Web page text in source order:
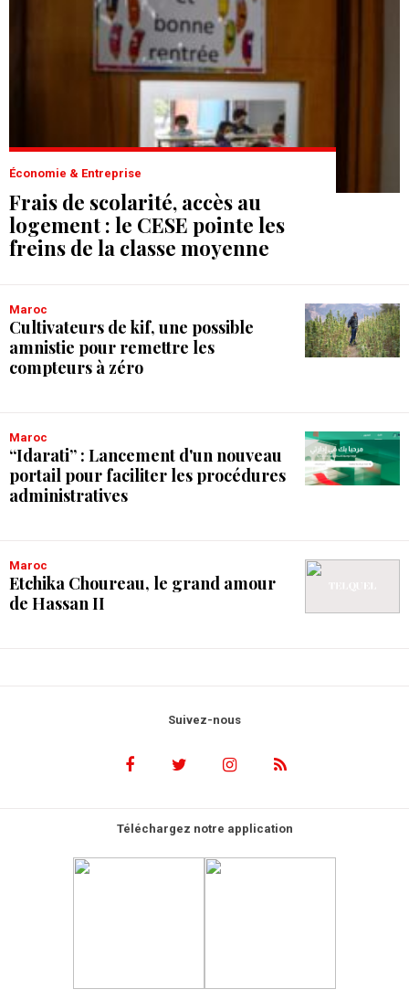
Économie & Entreprise
Frais de scolarité, accès au
logement : le CESE pointe les
freins de la classe moyenne
Maroc
Cultivateurs de kif, une possible
amnistie pour remettre les
compteurs à zéro
Maroc
“Idarati” : Lancement d'un nouveau
portail pour faciliter les procédures
administratives
Maroc
Etchika Choureau, le grand amour
de Hassan II
Suivez-nous
Téléchargez notre application